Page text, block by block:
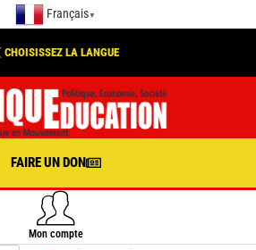
Français ▼
CHOISISSEZ LA LANGUE
FAIRE UN DON
Mon compte